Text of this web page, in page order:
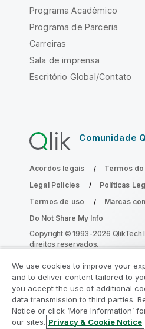
Programa Acadêmico
Programa de Parceria
Carreiras
Sala de imprensa
Escritório Global/Contato
Comunidade
Acordos legais
Termos
Legal Policies
Políticas
Termos de uso
Marcas
Do Not Share My Info
Copyright © 1993-2026 QlikTech
direitos reservados.
Participe do Programa
do Analytics
We use cookies to improve your
and to deliver content tailored to
you accept the use of additional
data transmission to third parties.
Notice or click ‘More Information’
our sites. Privacy & Cookie Notice